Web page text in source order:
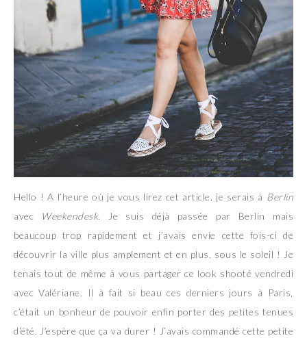
Hello ! A l’heure où je vous lirez cet article, je serais à Berlin
avec
Weekendesk. Je suis déjà passée par Berlin mais
beaucoup trop rapidement et j’avais envie cette fois-ci de
découvrir la ville plus amplement et en plus, sous le soleil ! Je
tenais tout de même à vous partager ce look shooté vendredi
avec Valériane. Il à fait si beau ces derniers jours à Paris,
c’était un bonheur de pouvoir enfin porter des petites tenues
d’été. J’espère que ça va durer ! J’avais commandé cette petite